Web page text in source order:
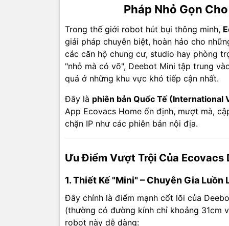
Pháp Nhỏ Gọn
Trong thế giới robot hút bụi thông minh,
giải pháp chuyên biệt, hoàn hảo cho
các căn hộ chung cư, studio hay phòng
"nhỏ mà có võ", Deebot Mini tập trung
quả ở những khu vực khó tiếp cận nhất.
Đây là phiên bản Quốc Tế (International
App Ecovacs Home ổn định, mượt mà,
chặn IP như các phiên bản nội địa.
Ưu Điểm Vượt Trội Của Ecovacs
1. Thiết Kế "Mini" – Chuyên Gia Luồn
Đây chính là điểm mạnh cốt lõi của
(thường có đường kính chỉ khoảng 31cm
robot này dễ dàng:
lý hiệu
Lau:Tích
khi hút.
3.
Chọn
Kết nối
điện
cập nhật
4. Cảm